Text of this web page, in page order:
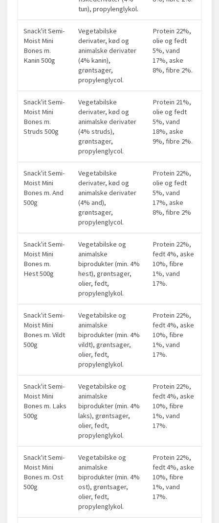
tun), propylenglykol.
Snack'it Semi-
Moist Mini
Bones m.
Kanin 500g
Vegetabilske
derivater, kød og
animalske derivater
(4% kanin),
grøntsager,
propylenglycol.
Protein 22%,
olie og fedt
5%, vand
17%, aske
8%, fibre 2%.
Snack'it Semi-
Moist Mini
Bones m.
Struds 500g
Vegetabilske
derivater, kød og
animalske derivater
(4% struds),
grøntsager,
propylenglycol.
Protein 21%,
olie og fedt
5%, vand
18%, aske
9%, fibre 2%.
Snack'it Semi-
Moist Mini
Bones m. And
500g
Vegetabilske
derivater, kød og
animalske derivater
(4% and),
grøntsager,
propylenglycol.
Protein 22%,
olie og fedt
5%, vand
17%, aske
8%, fibre 2%
Snack'it Semi-
Moist Mini
Bones m.
Hest 500g
Vegetabilske og
animalske
biprodukter (min. 4%
hest), grøntsager,
olier, fedt,
propylenglykol.
Protein 22%,
fedt 4%, aske
10%, fibre
1%, vand
17%.
Snack'it Semi-
Moist Mini
Bones m. Vildt
500g
Vegetabilske og
animalske
biprodukter (min. 4%
vildt), grøntsager,
olier, fedt,
propylenglykol.
Protein 22%,
fedt 4%, aske
10%, fibre
1%, vand
17%.
Snack'it Semi-
Moist Mini
Bones m. Laks
500g
Vegetabilske og
animalske
biprodukter (min. 4%
laks), grøntsager,
olier, fedt,
propylenglykol.
Protein 22%,
fedt 4%, aske
10%, fibre
1%, vand
17%.
Snack'it Semi-
Moist Mini
Bones m. Ost
500g
Vegetabilske og
animalske
biprodukter (min. 4%
ost), grøntsager,
olier, fedt,
propylenglykol.
Protein 22%,
fedt 4%, aske
10%, fibre
1%, vand
17%.